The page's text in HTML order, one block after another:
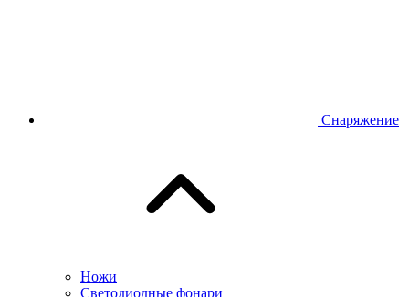
Снаряжение
Ножи
Светодиодные фонари